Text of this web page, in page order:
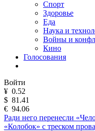
Спорт
Здоровье
Еда
Наука и
Войны и
Кино
Голосования
Войти
¥ 0.52
$ 81.41
€ 94.06
Ради него перенесли
«Колобок» с треском